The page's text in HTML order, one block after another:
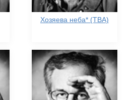
Хозяева неба* (TBA)